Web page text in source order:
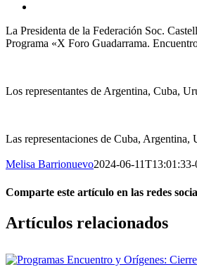
La Presidenta de la Federación Soc.
Programa «X Foro Guadarrama.
Los representantes de Argentina, Cuba,
Las representaciones de Cuba, Argentina,
Melisa Barrionuevo2024-06-
Comparte este artículo en las redes
Facebook
X
Reddit
LinkedIn
Pinterest
Vk
Artículos relacionados